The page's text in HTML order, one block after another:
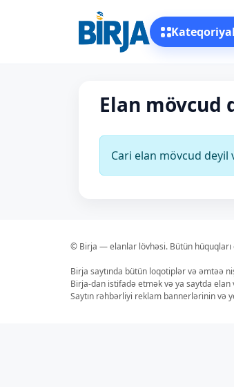
Elan mövcud
Cari elan mövcud
© Birja — elanlar lövhəsi. Bütün hüquqları
Birja saytında bütün loqotiplər və əmtəə
Birja-dan istifadə etmək və ya saytda elan
Saytın rəhbərliyi reklam bannerlərinin və